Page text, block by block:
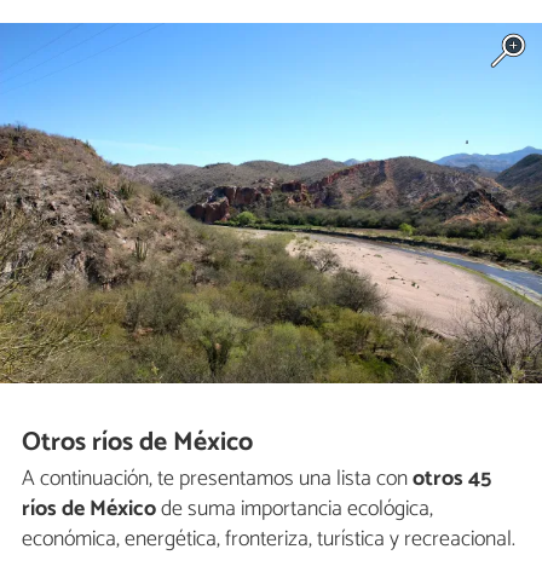
Otros ríos de México
A continuación, te presentamos una lista conotros 45
ríos de Méxicode suma importancia ecológica,
económica, energética, fronteriza, turística y recreacional.